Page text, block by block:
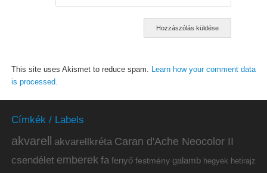
This site uses Akismet to reduce spam. Learn how your comment data
is processed.
Címkék / Labels
akvarell akvarellkréta Caran d'Ache Neocolor II
csendélet emberek fa fenyő festmény galamb hegyek hetirajz